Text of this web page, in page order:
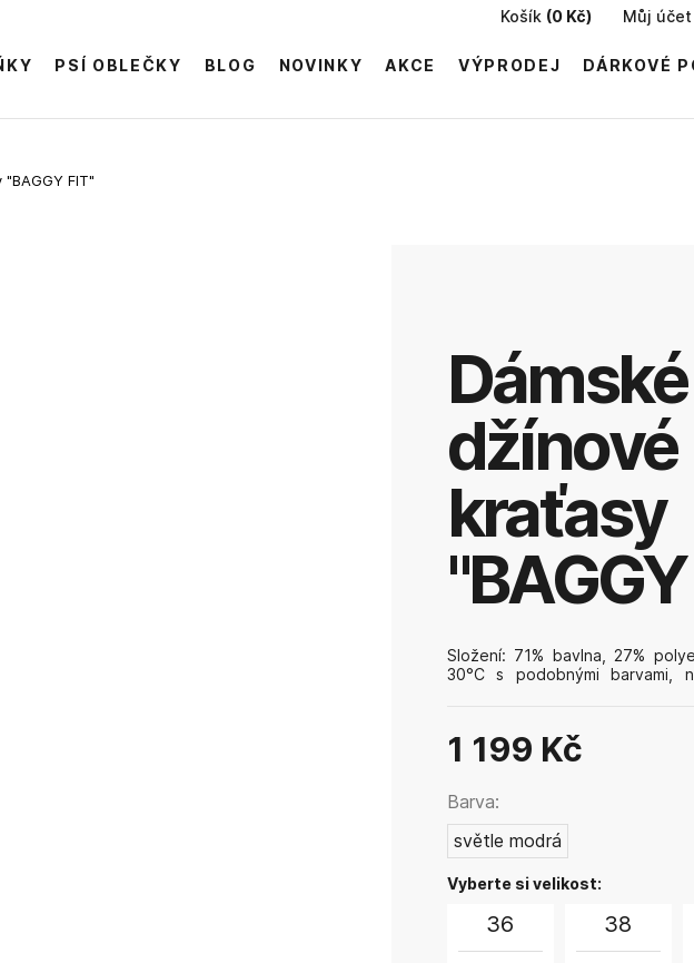
Dámské
džínové
kraťasy
Složení: 71% bavlna, 27%
30°C s podobnými barvami,
1 199 Kč
Barva:
světle modrá
Vyberte si velikost:
36 38
Můj účet
Košík (0 Kč)
FIT"
PSÍ OBLEČKY BLOG NOVINKY AKCE VÝPRODEJ DÁRKOVÉ